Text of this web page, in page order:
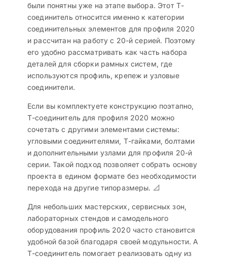
были понятны уже на этапе выбора. Этот Т-
соединитель относится именно к категории
соединительных элементов для профиля 2020
и рассчитан на работу с 20-й серией. Поэтому
его удобно рассматривать как часть набора
деталей для сборки рамных систем, где
используются профиль, крепеж и узловые
соединители.
Если вы комплектуете конструкцию поэтапно,
Т-соединитель для профиля 2020 можно
сочетать с другими элементами системы:
угловыми соединителями, Т-гайками, болтами
и дополнительными узлами для профиля 20-й
серии. Такой подход позволяет собрать основу
проекта в едином формате без необходимости
перехода на другие типоразмеры. 📐
Для небольших мастерских, сервисных зон,
лабораторных стендов и самодельного
оборудования профиль 2020 часто становится
удобной базой благодаря своей модульности. А
Т-соединитель помогает реализовать одну из